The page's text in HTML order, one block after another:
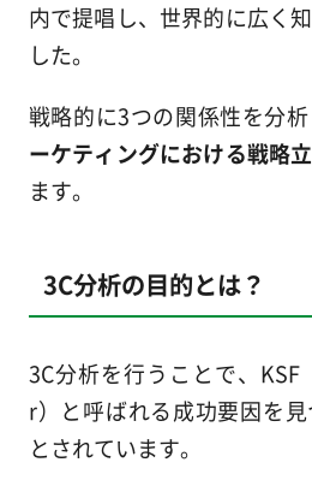
内で提唱し、世界的に広く
した。
戦略的に3つの関係性を分析
ーケティングにおける戦略
ます。
3C分析の目的とは？
3C分析を行うことで、KSF
r）と呼ばれる成功要因を
とされています。